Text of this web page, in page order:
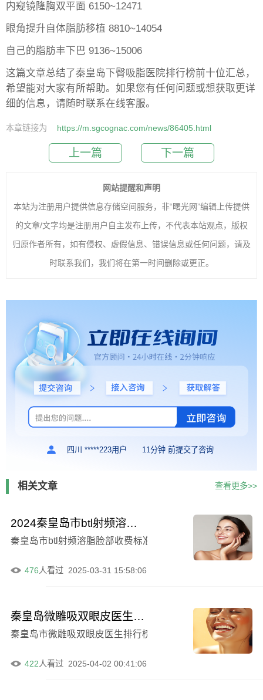
内窥镜隆胸双平面 6150~12471
眼角提升自体脂肪移植 8810~14054
自己的脂肪丰下巴 9136~15006
这篇文章总结了秦皇岛下臀吸脂医院排行榜前十位汇总，
希望能对大家有所帮助。如果您有任何问题或想获取更详
细的信息，请随时联系在线客服。
本章链接为 https://m.sgcognac.com/news/86405.html
上一篇 下一篇
网站提醒和声明
本站为注册用户提供信息存储空间服务，非“曙光网”编辑上传提供
的文章/文字均是注册用户自主发布上传，不代表本站观点，版权
归原作者所有，如有侵权、虚假信息、错误信息或任何问题，请及
时联系我们，我们将在第一时间删除或更正。
四川 *****223用户 11分钟 前提交了咨询
相关文章 查看更多>>
2024秦皇岛市btl射频溶脂脸部收费标准与价格
秦皇岛市btl射频溶脂脸部收费标准技术2024-秦皇岛市btl射
2025-03-31 15:58:06
476人看过
秦皇岛微雕吸双眼皮医生前十强名单公布，周月玲获网友好评
秦皇岛市微雕吸双眼皮医生排行榜前十强名单揭晓-周月玲
2025-04-02 00:41:06
422人看过